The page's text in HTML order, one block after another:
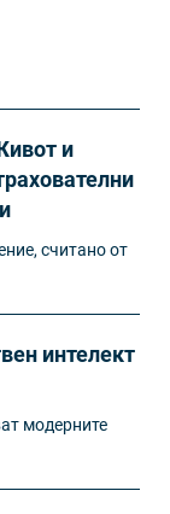
и
считано от
интелект
модерните